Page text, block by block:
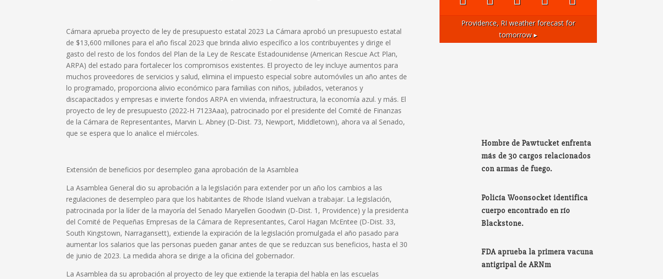
Cámara aprueba proyecto de ley de presupuesto estatal 2023 La Cámara aprobó un presupuesto estatal
de $13,600 millones para el año fiscal 2023 que brinda alivio específico a los contribuyentes y dirige el
gasto del resto de los fondos del Plan de la Ley de Rescate Estadounidense (American Rescue Act Plan,
ARPA) del estado para fortalecer los compromisos existentes. El proyecto de ley incluye aumentos para
muchos proveedores de servicios y salud, elimina el impuesto especial sobre automóviles un año antes de
lo programado, proporciona alivio económico para familias con niños, jubilados, veteranos y
discapacitados y empresas e invierte fondos ARPA en vivienda, infraestructura, la economía azul. y más. El
proyecto de ley de presupuesto (2022-H 7123Aaa), patrocinado por el presidente del Comité de Finanzas
de la Cámara de Representantes, Marvin L. Abney (D-Dist. 73, Newport, Middletown), ahora va al Senado,
que se espera que lo analice el miércoles.
Extensión de beneficios por desempleo gana aprobación de la Asamblea
La Asamblea General dio su aprobación a la legislación para extender por un año los cambios a las
regulaciones de desempleo para que los habitantes de Rhode Island vuelvan a trabajar. La legislación,
patrocinada por la líder de la mayoría del Senado Maryellen Goodwin (D-Dist. 1, Providence) y la presidenta
del Comité de Pequeñas Empresas de la Cámara de Representantes, Carol Hagan McEntee (D-Dist. 33,
South Kingstown, Narragansett), extiende la expiración de la legislación promulgada el año pasado para
aumentar los salarios que las personas pueden ganar antes de que se reduzcan sus beneficios, hasta el 30
de junio de 2023. La medida ahora se dirige a la oficina del gobernador.
La Asamblea da su aprobación al proyecto de ley que extiende la terapia del habla en las escuelas
Providence, RIweather forecast for
tomorrow ▸
Hombre de Pawtucket enfrenta
más de 30 cargos relacionados
con armas de fuego.
Policía Woonsocket identifica
cuerpo encontrado en río
Blackstone.
FDA aprueba la primera vacuna
antigripal de ARNm